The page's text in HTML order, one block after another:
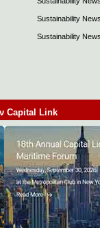
Sustainability
Sustainability
Capital Link